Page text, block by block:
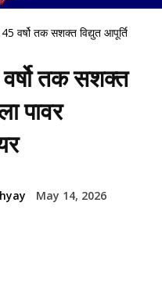
वर्षो तक सशक्त विद्युत आपूर्ति
तक सशक्त
पावर
May 14, 2026